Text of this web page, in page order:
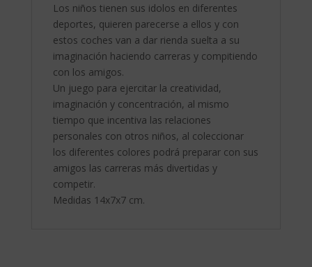
Los niños tienen sus idolos en diferentes
deportes, quieren parecerse a ellos y con
estos coches van a dar rienda suelta a su
imaginación haciendo carreras y compitiendo
con los amigos.
Un juego para ejercitar la creatividad,
imaginación y concentración, al mismo
tiempo que incentiva las relaciones
personales con otros niños, al coleccionar
los diferentes colores podrá preparar con sus
amigos las carreras más divertidas y
competir.
Medidas 14x7x7 cm.